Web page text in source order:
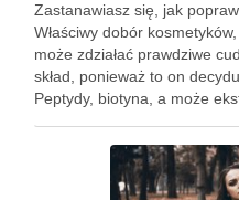
Zastanawiasz się, jak
Właściwy dobór
może zdziałać prawdziwe
skład, ponieważ to on
Peptydy, biotyna, a może
regenerują i wzmacniają. …